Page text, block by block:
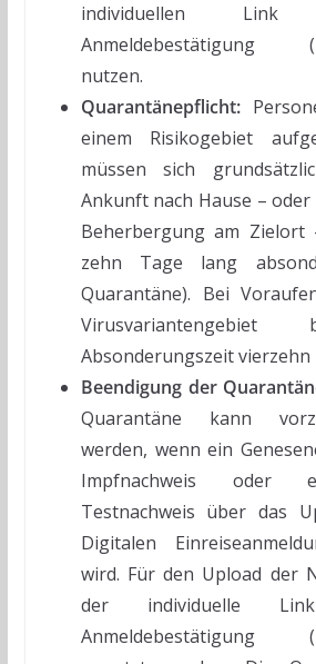
individuellen
Anmeldebestätigung
nutzen.
Quarantänepflicht:
einem Risikogebiet
müssen sich
Ankunft nach Hause –
Beherbergung am Zielort
zehn Tage lang
Quarantäne). Bei
Absonderungszeit vierzehn
Beendigung der
Quarantäne kann
werden, wenn ein
Impfnachweis oder
Testnachweis über das
Digitalen
wird. Für den Upload der
der individuelle
Anmeldebestätigung